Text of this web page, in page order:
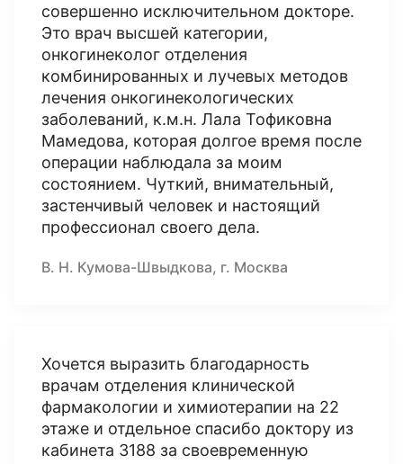
совершенно исключительном докторе.
Это врач высшей категории,
онкогинеколог отделения
комбинированных и лучевых методов
лечения онкогинекологических
заболеваний, к.м.н. Лала Тофиковна
Мамедова, которая долгое время после
операции наблюдала за моим
состоянием. Чуткий, внимательный,
застенчивый человек и настоящий
профессионал своего дела.
В. Н. Кумова-Швыдкова, г. Москва
Хочется выразить благодарность
врачам отделения клинической
фармакологии и химиотерапии на 22
этаже и отдельное спасибо доктору из
кабинета 3188 за своевременную